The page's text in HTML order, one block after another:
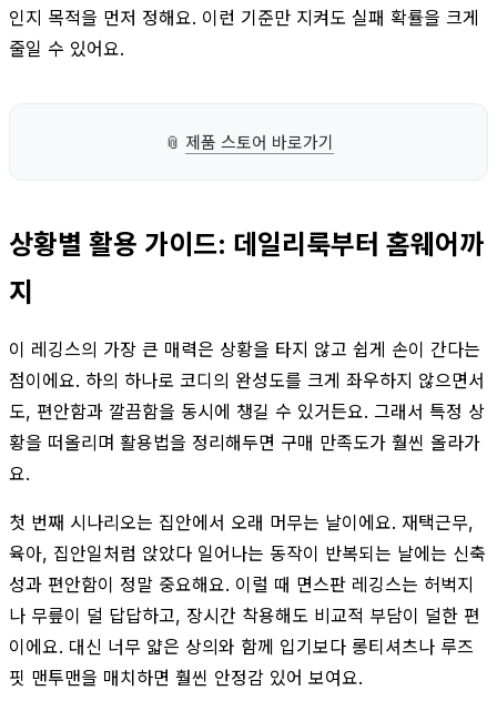
인지 목적을 먼저 정해요. 이런 기준만 지켜도 실패 확률을 크게
줄일 수 있어요.
📎 제품 스토어 바로가기
상황별 활용 가이드: 데일리룩부터 홈웨어까
지
이 레깅스의 가장 큰 매력은 상황을 타지 않고 쉽게 손이 간다는
점이에요. 하의 하나로 코디의 완성도를 크게 좌우하지 않으면서
도, 편안함과 깔끔함을 동시에 챙길 수 있거든요. 그래서 특정 상
황을 떠올리며 활용법을 정리해두면 구매 만족도가 훨씬 올라가
요.
첫 번째 시나리오는 집안에서 오래 머무는 날이에요. 재택근무,
육아, 집안일처럼 앉았다 일어나는 동작이 반복되는 날에는 신축
성과 편안함이 정말 중요해요. 이럴 때 면스판 레깅스는 허벅지
나 무릎이 덜 답답하고, 장시간 착용해도 비교적 부담이 덜한 편
이에요. 대신 너무 얇은 상의와 함께 입기보다 롱티셔츠나 루즈
핏 맨투맨을 매치하면 훨씬 안정감 있어 보여요.